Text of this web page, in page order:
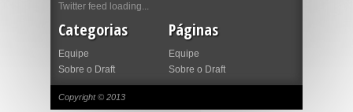
Twitter feed loading...
Categorias
Equipe
Sobre o Draft
Páginas
Equipe
Sobre o Draft
Copyright © 2013